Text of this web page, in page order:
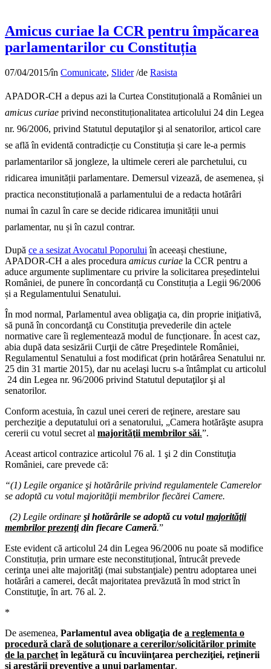
Amicus curiae la CCR pentru împăcarea
parlamentarilor cu Constituția
07/04/2015/în Comunicate, Slider /de Rasista
APADOR-CH a depus azi la Curtea Constituțională a României un
amicus curiae privind neconstituționalitatea articolului 24 din Legea
nr. 96/2006, privind Statutul deputaţilor şi al senatorilor, articol care
se află în evidentă contradicție cu Constituția și care le-a permis
parlamentarilor să jongleze, la ultimele cereri ale parchetului, cu
ridicarea imunității parlamentare. Demersul vizează, de asemenea, și
practica neconstituțională a parlamentului de a redacta hotărâri
numai în cazul în care se decide ridicarea imunității unui
parlamentar, nu și în cazul contrar.
După ce a sesizat Avocatul Poporuluiîn aceeași chestiune,
APADOR-CH a ales procedura amicus curiae la CCR pentru a
aduce argumente suplimentare cu privire la solicitarea președintelui
României, de punere în concordanță cu Constituția a Legii 96/2006
și a Regulamentului Senatului.
În mod normal, Parlamentul avea obligaţia ca, din proprie iniţiativă,
să pună în concordanţă cu Constituţia prevederile din actele
normative care îi reglementează modul de funcționare. În acest caz,
abia după data sesizării Curţii de către Preşedintele României,
Regulamentul Senatului a fost modificat (prin hotărârea Senatului nr.
25 din 31 martie 2015), dar nu acelaşi lucru s-a întâmplat cu articolul
24 din Legea nr. 96/2006 privind Statutul deputaţilor şi al
senatorilor.
Conform acestuia, în cazul unei cereri de reţinere, arestare sau
percheziţie a deputatului ori a senatorului, „Camera hotărăşte asupra
cererii cu votul secret al majorităţii membrilor săi.”.
Aceast articol contrazice articolul 76 al. 1 şi 2 din Constituţia
României, care prevede că:
“(1) Legile organice şi hotărârile privind regulamentele Camerelor
se adoptă cu votul majorităţii membrilor fiecărei Camere.
(2) Legile ordinare şi hotărârile se adoptă cu votulmajorităţii
membrilor prezenţidin fiecare Cameră.”
Este evident că articolul 24 din Legea 96/2006 nu poate să modifice
Constituția, prin urmare este neconstituțional, întrucât prevede
cerinţa unei alte majorităţi (mai substanţiale) pentru adoptarea unei
hotărâri a camerei, decât majoritatea prevăzută în mod strict în
Constituţie, în art. 76 al. 2.
*
De asemenea, Parlamentul avea obligaţia de a reglementa o
procedură clară de soluţionare a cererilor/solicitărilor primite
de la parchetîn legătură cu încuviinţarea percheziţiei, reţinerii
şi arestării preventive a unui parlamentar.